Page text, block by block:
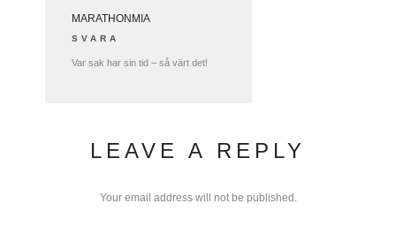
MARATHONMIA
SVARA
Var sak har sin tid – så värt det!
LEAVE A REPLY
Your email address will not be published.